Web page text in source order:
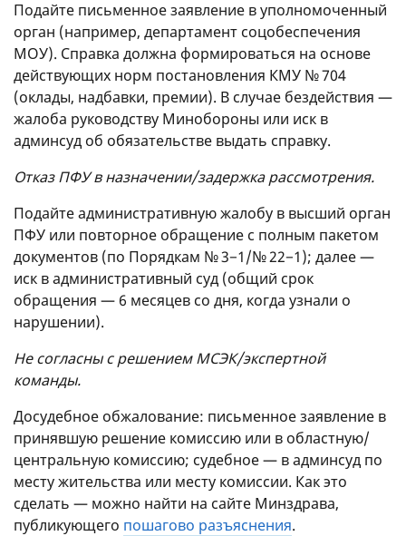
Подайте письменное заявление в уполномоченный
орган (например, департамент соцобеспечения
МОУ). Справка должна формироваться на основе
действующих норм постановления КМУ № 704
(оклады, надбавки, премии). В случае бездействия —
жалоба руководству Минобороны или иск в
админсуд об обязательстве выдать справку.
Отказ ПФУ в назначении/задержка рассмотрения.
Подайте административную жалобу в высший орган
ПФУ или повторное обращение с полным пакетом
документов (по Порядкам № 3−1/№ 22−1); далее —
иск в административный суд (общий срок
обращения — 6 месяцев со дня, когда узнали о
нарушении).
Не согласны с решением МСЭК/экспертной
команды.
Досудебное обжалование: письменное заявление в
принявшую решение комиссию или в областную/
центральную комиссию; судебное — в админсуд по
месту жительства или месту комиссии. Как это
сделать — можно найти на сайте Минздрава,
публикующего пошагово разъяснения.